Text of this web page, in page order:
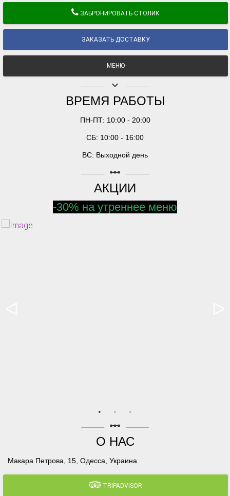
ЗАБРОНИРОВАТЬ СТОЛИК
ЗАКАЗАТЬ ДОСТАВКУ
МЕНЮ
keyboard_arrow_down
ВРЕМЯ РАБОТЫ
ПН-ПТ: 10:00 - 20:00
СБ: 10:00 - 16:00
ВС: Выходной день
linear_scale
АКЦИИ
-30% на утреннее меню
linear_scale
О НАС
Макара Петрова, 15, Одесса, Украина
TRIPADVISOR